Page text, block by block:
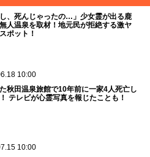
し、死んじゃったの…」少女霊が出る鹿
人温泉を取材！地元民が拒絶する激ヤ
ポット！
10:00
秋田温泉旅館で10年前に一家4人死亡し
テレビが心霊写真を報じたことも！
10:00